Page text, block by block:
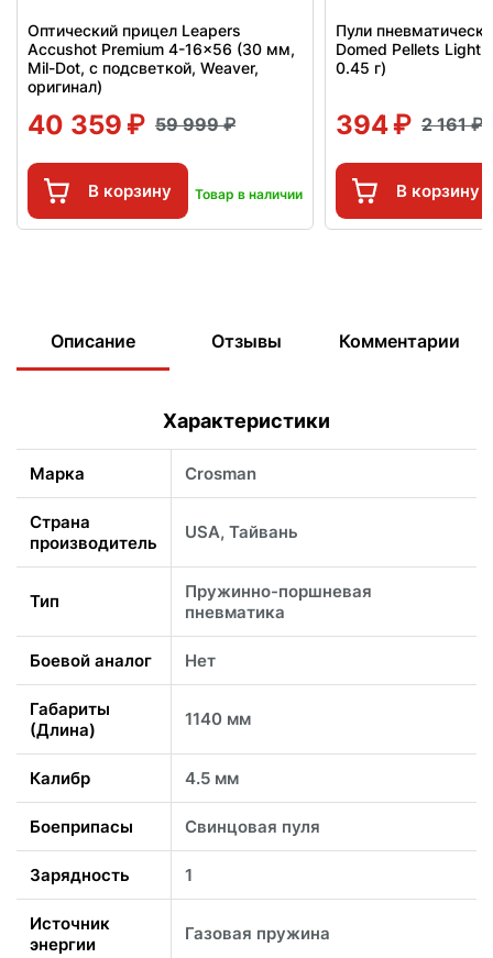
Оптический прицел Leapers
Accushot Premium 4-16x56 (30 мм,
Mil-Dot, с подсветкой, Weaver,
оригинал)
40 359 59 999
В корзину Товар в наличии
Пули
Domed Pellets
0.45 г)
394 2 161
В корзину
Описание Отзывы Комментарии
Характеристики
Марка Crosman
Страна
производитель
USA, Тайвань
Тип
Пружинно-поршневая
пневматика
Боевой аналог Нет
Габариты
(Длина)
1140 мм
Калибр 4.5 мм
Боеприпасы Свинцовая пуля
Зарядность 1
Источник
энергии
Газовая пружина